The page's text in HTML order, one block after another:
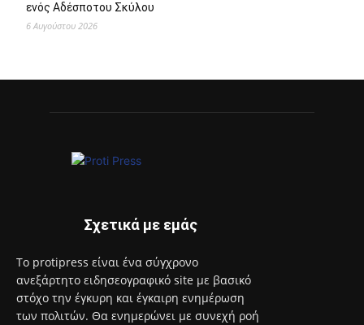
ενός Αδέσποτου Σκύλου
6 Αυγούστου 2026
Σχετικά με εμάς
Το protipress είναι ένα σύγχρονο
ανεξάρτητο ειδησεογραφικό site με βασικό
στόχο την έγκυρη και έγκαιρη ενημέρωση
των πολιτών. Θα ενημερώνει με συνεχή ροή